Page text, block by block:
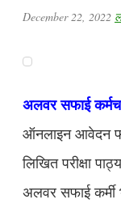
December 22, 2022
अलवर सफाई
ऑनलाइन आवेदन
लिखित परीक्षा
अलवर सफाई कर्मी